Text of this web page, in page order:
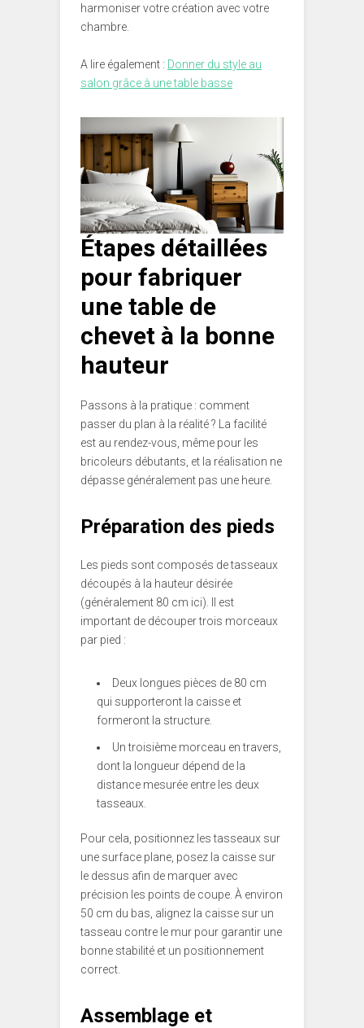
harmoniser votre création avec votre
chambre.
A lire également : Donner du style au
salon grâce à une table basse
Étapes détaillées
pour fabriquer
une table de
chevet à la bonne
hauteur
Passons à la pratique : comment
passer du plan à la réalité ? La facilité
est au rendez-vous, même pour les
bricoleurs débutants, et la réalisation ne
dépasse généralement pas une heure.
Préparation des pieds
Les pieds sont composés de tasseaux
découpés à la hauteur désirée
(généralement 80 cm ici). Il est
important de découper trois morceaux
par pied :
Deux longues pièces de 80 cm
qui supporteront la caisse et
formeront la structure.
Un troisième morceau en travers,
dont la longueur dépend de la
distance mesurée entre les deux
tasseaux.
Pour cela, positionnez les tasseaux sur
une surface plane, posez la caisse sur
le dessus afin de marquer avec
précision les points de coupe. À environ
50 cm du bas, alignez la caisse sur un
tasseau contre le mur pour garantir une
bonne stabilité et un positionnement
correct.
Assemblage et